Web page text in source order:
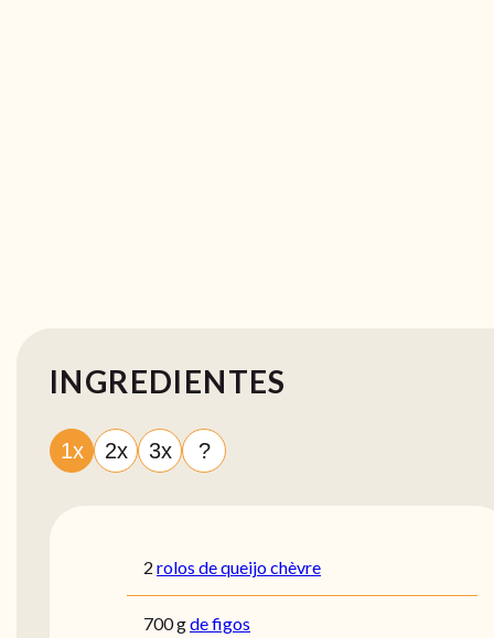
INGREDIENTES
1x 2x 3x ?
2 rolos de queijo chèvre
700gde figos